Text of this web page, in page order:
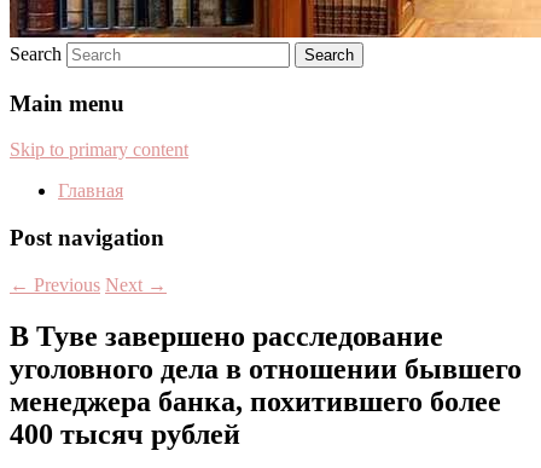
Search
Main menu
Skip to primary content
Главная
Post navigation
← Previous Next →
В Туве завершено расследование
уголовного дела в отношении бывшего
менеджера банка, похитившего более
400 тысяч рублей